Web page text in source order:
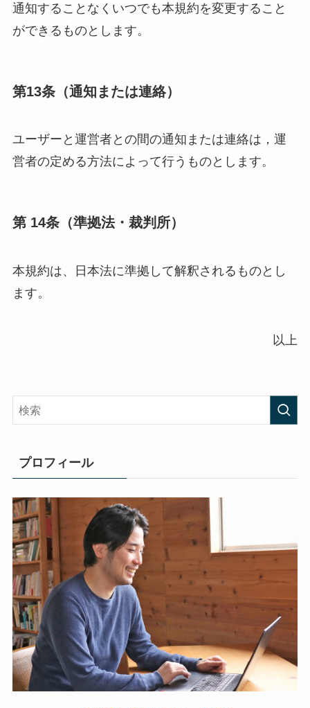
通知することなくいつでも本規約を変更すること
ができるものとします。
第13条（通知または連絡）
ユーザーと運営者との間の通知または連絡は，運
営者の定める方法によって行うものとします。
第 14条（準拠法・裁判所）
本規約は、日本法に準拠して解釈されるものとし
ます。
以上
プロフィール